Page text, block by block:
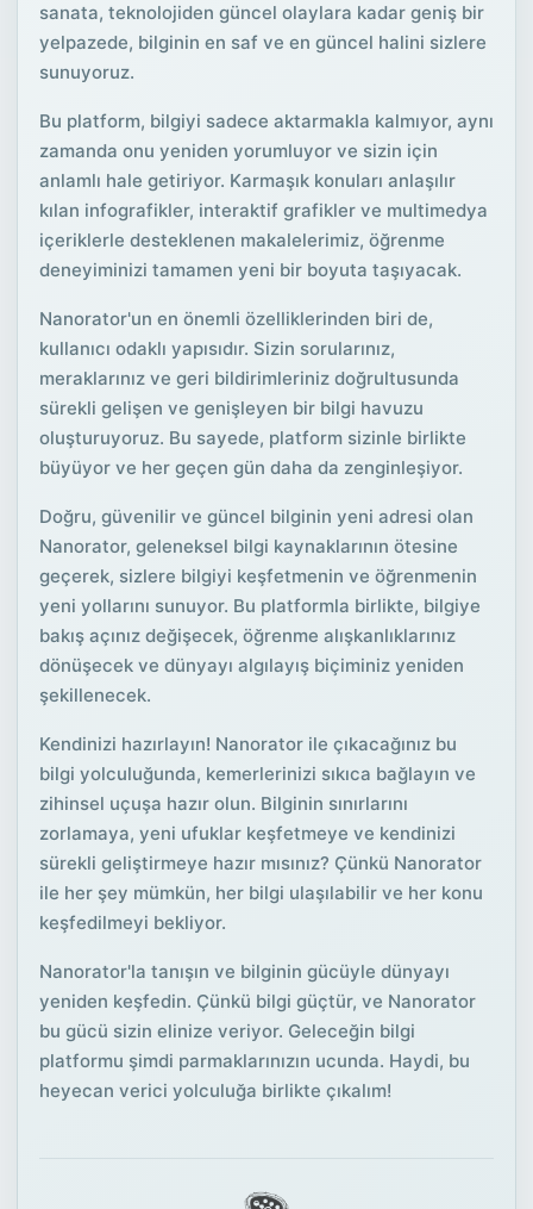
sanata, teknolojiden güncel olaylara kadar geniş bir
yelpazede, bilginin en saf ve en güncel halini sizlere
sunuyoruz.
Bu platform, bilgiyi sadece aktarmakla kalmıyor, aynı
zamanda onu yeniden yorumluyor ve sizin için
anlamlı hale getiriyor. Karmaşık konuları anlaşılır
kılan infografikler, interaktif grafikler ve multimedya
içeriklerle desteklenen makalelerimiz, öğrenme
deneyiminizi tamamen yeni bir boyuta taşıyacak.
Nanorator'un en önemli özelliklerinden biri de,
kullanıcı odaklı yapısıdır. Sizin sorularınız,
meraklarınız ve geri bildirimleriniz doğrultusunda
sürekli gelişen ve genişleyen bir bilgi havuzu
oluşturuyoruz. Bu sayede, platform sizinle birlikte
büyüyor ve her geçen gün daha da zenginleşiyor.
Doğru, güvenilir ve güncel bilginin yeni adresi olan
Nanorator, geleneksel bilgi kaynaklarının ötesine
geçerek, sizlere bilgiyi keşfetmenin ve öğrenmenin
yeni yollarını sunuyor. Bu platformla birlikte, bilgiye
bakış açınız değişecek, öğrenme alışkanlıklarınız
dönüşecek ve dünyayı algılayış biçiminiz yeniden
şekillenecek.
Kendinizi hazırlayın! Nanorator ile çıkacağınız bu
bilgi yolculuğunda, kemerlerinizi sıkıca bağlayın ve
zihinsel uçuşa hazır olun. Bilginin sınırlarını
zorlamaya, yeni ufuklar keşfetmeye ve kendinizi
sürekli geliştirmeye hazır mısınız? Çünkü Nanorator
ile her şey mümkün, her bilgi ulaşılabilir ve her konu
keşfedilmeyi bekliyor.
Nanorator'la tanışın ve bilginin gücüyle dünyayı
yeniden keşfedin. Çünkü bilgi güçtür, ve Nanorator
bu gücü sizin elinize veriyor. Geleceğin bilgi
platformu şimdi parmaklarınızın ucunda. Haydi, bu
heyecan verici yolculuğa birlikte çıkalım!